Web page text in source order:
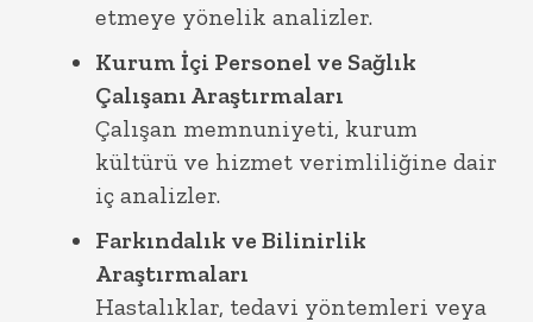
etmeye yönelik analizler.
Kurum İçi Personel ve Sağlık
Çalışanı Araştırmaları
Çalışan memnuniyeti, kurum
kültürü ve hizmet verimliliğine dair
iç analizler.
Farkındalık ve Bilinirlik
Araştırmaları
Hastalıklar, tedavi yöntemleri veya